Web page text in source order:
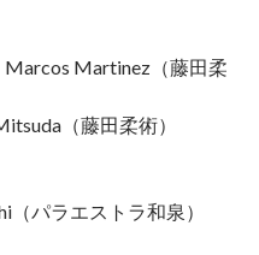
Martinez（藤田柔
（藤田柔術）
パラエストラ和泉）